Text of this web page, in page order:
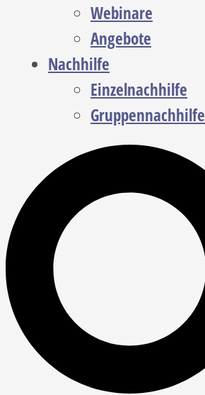
Webinare
Angebote
Nachhilfe
Einzelnachhilfe
Gruppennachhilfe